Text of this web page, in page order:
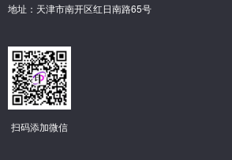
地址：天津市南开区红日南路65号
扫码添加微信